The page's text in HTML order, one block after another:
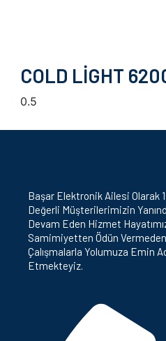
COLD LIGHT
Başar Elektronik Ailesi Olarak
Değerli Müşterilerimizin
Devam Eden Hizmet
Samimiyetten Ödün Vermeden
Çalışmalarla Yolumuza Emin
Etmekteyiz.